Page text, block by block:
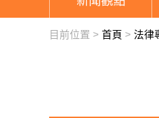
目前位置 > 首頁 > 法律